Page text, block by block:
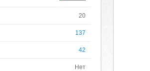
20
137
42
Нет